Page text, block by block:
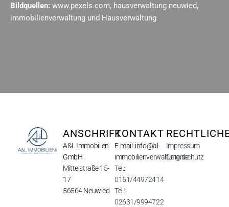
Bildquellen: www.pexels.com, hausverwaltung neuwied,
immobilienverwaltung und Hausverwaltung
ANSCHRIFT
A&L Immobilien
GmbH
Mittelstraße 15-
17
56564 Neuwied
KONTAKT
E-mail: info@al-
immobilienverwaltung.de
Tel.:
0151/44972414
Tel.:
02631/9994722
Impressum
Datenschutz